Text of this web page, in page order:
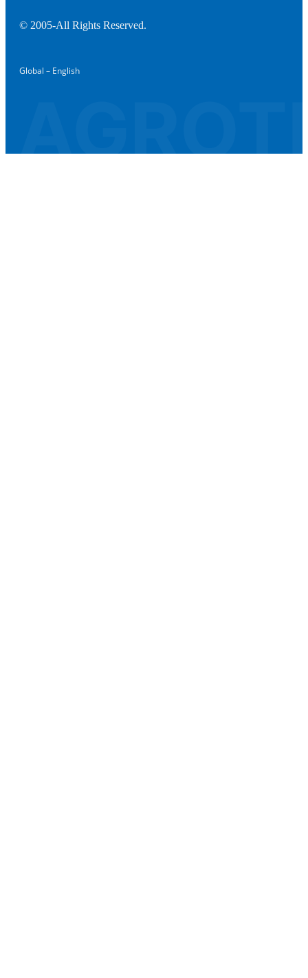
© 2005-All Rights Reserved.
Global – English